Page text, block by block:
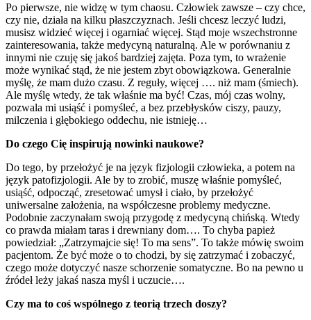
Po pierwsze, nie widzę w tym chaosu. Człowiek zawsze – czy chce,
czy nie, działa na kilku płaszczyznach. Jeśli chcesz leczyć ludzi,
musisz widzieć więcej i ogarniać więcej. Stąd moje wszechstronne
zainteresowania, także medycyną naturalną. Ale w porównaniu z
innymi nie czuję się jakoś bardziej zajęta. Poza tym, to wrażenie
może wynikać stąd, że nie jestem zbyt obowiązkowa. Generalnie
myślę, że mam dużo czasu. Z reguły, więcej …. niż mam (śmiech).
Ale myślę wtedy, że tak właśnie ma być! Czas, mój czas wolny,
pozwala mi usiąść i pomyśleć, a bez przebłysków ciszy, pauzy,
milczenia i głębokiego oddechu, nie istnieję…
Do czego Cię inspirują nowinki naukowe?
Do tego, by przełożyć je na język fizjologii człowieka, a potem na
język patofizjologii. Ale by to zrobić, muszę właśnie pomyśleć,
usiąść, odpocząć, zresetować umysł i ciało, by przełożyć
uniwersalne założenia, na współczesne problemy medyczne.
Podobnie zaczynałam swoją przygodę z medycyną chińską. Wtedy
co prawda miałam taras i drewniany dom…. To chyba papież
powiedział: „Zatrzymajcie się! To ma sens”. To także mówię swoim
pacjentom. Że być może o to chodzi, by się zatrzymać i zobaczyć,
czego może dotyczyć nasze schorzenie somatyczne. Bo na pewno u
źródeł leży jakaś nasza myśl i uczucie….
Czy ma to coś wspólnego z teorią trzech doszy?